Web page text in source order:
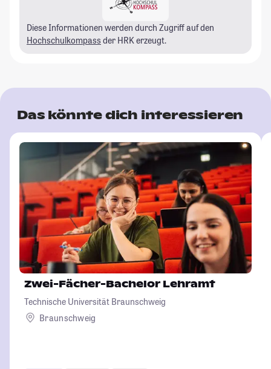
Diese Informationen werden durch Zugriff auf den
Hochschulkompass der HRK erzeugt.
Das könnte dich interessieren
Zwei-Fächer-Bachelor Lehramt
Technische Universität Braunschweig
Braunschweig